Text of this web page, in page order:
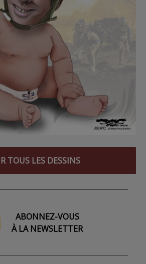
TOUS LES DESSINS
ABONNEZ-VOUS
À LA NEWSLETTER